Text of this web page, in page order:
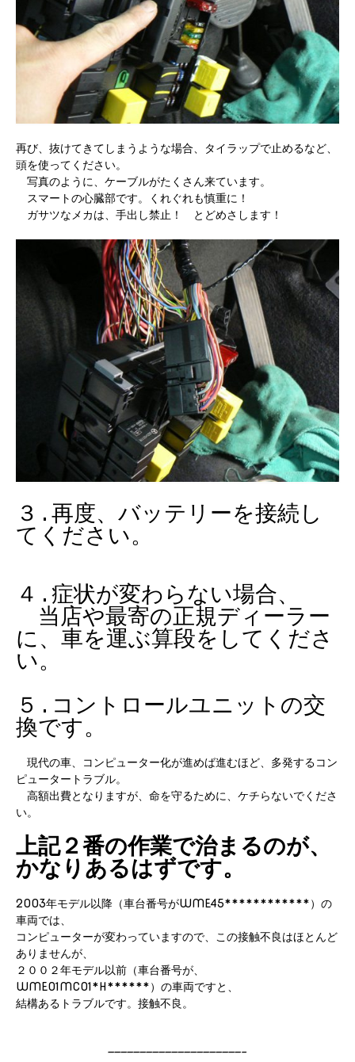
再び、抜けてきてしまうような場合、タイラップで止めるなど、
頭を使ってください。
写真のように、ケーブルがたくさん来ています。
スマートの心臓部です。くれぐれも慎重に！
ガサツなメカは、手出し禁止！ とどめさします！
３.再度、バッテリーを接続し
てください。
４.症状が変わらない場合、
当店や最寄の正規ディーラー
に、車を運ぶ算段をしてくださ
い。
５.コントロールユニットの交
換です。
現代の車、コンピューター化が進めば進むほど、多発するコン
ピュータートラブル。
高額出費となりますが、命を守るために、ケチらないでくださ
い。
上記２番の作業で治まるのが、
かなりあるはずです。
2003年モデル以降（車台番号がWME45************）の
車両では、
コンピューターが変わっていますので、この接触不良はほとんど
ありませんが、
２００２年モデル以前（車台番号が、
WME01MC01*H******）の車両ですと、
結構あるトラブルです。接触不良。
—————————————————————-